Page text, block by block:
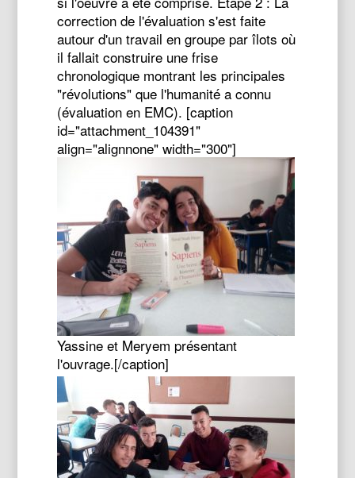
correction de l'évaluation s'est faite
autour d'un travail en groupe par îlots où
il fallait construire une frise
chronologique montrant les principales
"révolutions" que l'humanité a connu
(évaluation en EMC). [caption
id="attachment_104391"
align="alignnone" width="300"]
Yassine et Meryem présentant
l'ouvrage.[/caption]